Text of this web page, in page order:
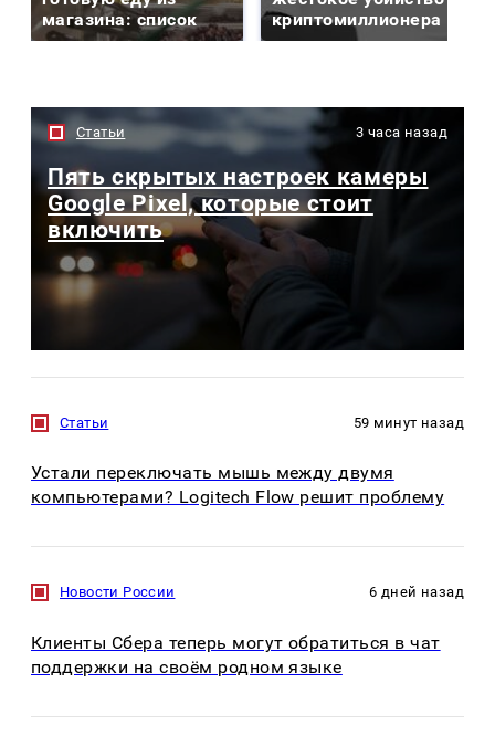
магазина: список
криптомиллионера
Статьи 3 часа назад
Пять скрытых настроек камеры
Google Pixel, которые стоит
включить
Статьи 59 минут назад
Устали переключать мышь между двумя
компьютерами? Logitech Flow решит проблему
Новости России 6 дней назад
Клиенты Сбера теперь могут обратиться в чат
поддержки на своём родном языке